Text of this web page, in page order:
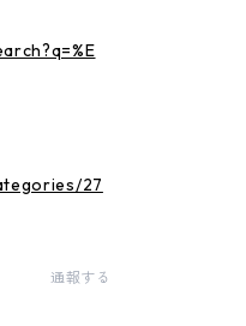
27
通報する